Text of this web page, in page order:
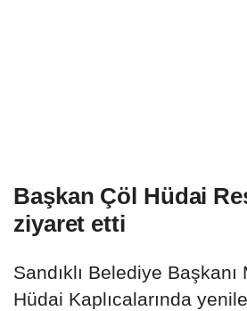
Başkan Çöl Hüdai
ziyaret etti
Sandıklı Belediye
Hüdai Kaplıcalarında